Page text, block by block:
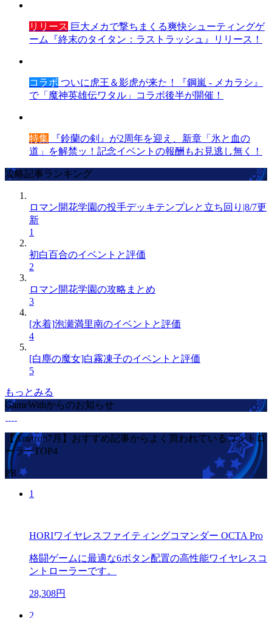
リリース 巨大メカで撃ちまくる爽快シューティングゲ
ーム『終末のタイタン：ラストラッシュ』リリース！
コラボ ついに虎王＆影虎が来た！『鋼嵐 - メカラシ』
で「魔神英雄伝ワタル」コラボ後半が開催！
特集 『鈴蘭の剣』が2周年を迎え、新章「氷と血の
道」を解禁ッ！記念イベントの報酬もお見逃し無く！
攻略記事ランキング
ロマン開花学園の投手デッキテンプレと立ち回り|8/7更
新
1
初白百合のイベントと評価
2
ロマン開花学園の攻略まとめ
3
[水着]泡瀬満里南のイベントと評価
4
[白塵の魔女]白霧凍子のイベントと評価
5
もっとみる
GameWithからのお知らせ
【Amazon7月】おすすめ記事からよく買われているコントロ
ーラーTOP4
PR
1
HORIワイヤレスファイティングコマンダー OCTA Pro
格闘ゲームに最適な6ボタン配置の高性能ワイヤレスコ
ントローラーです。
28,308円
2